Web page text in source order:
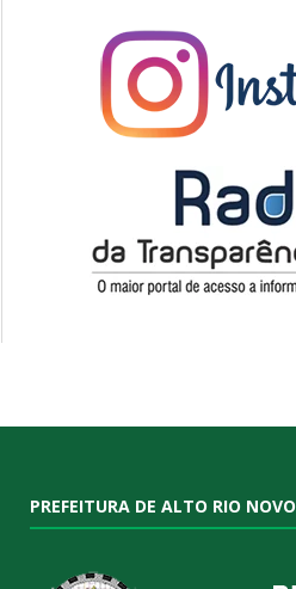
PREFEITURA DE ALTO RIO NOVO